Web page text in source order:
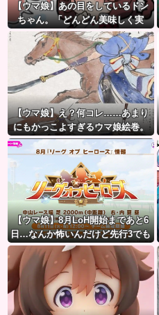
【ウマ娘】あの目をしているドン
ちゃん。「どんどん美味しく実
る…♡」
【ウマ娘】え？何コレ……あまり
にもかっこよすぎるウマ娘絵巻。
【ウマ娘】8月LoH開始まであと6
日…なんか怖いんだけど先行3でも
大丈夫かな？